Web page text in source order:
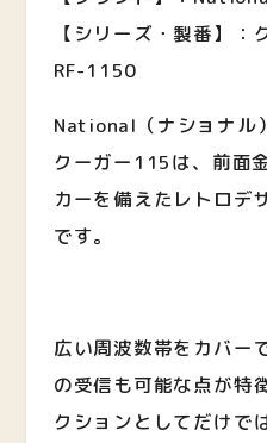
【シリーズ・製番】：
RF-1150
National（ナショナル
クーガー115は、前面
カーを備えたレトロデ
です。
広い周波数帯をカバー
の受信も可能な点が特
クションとしてだけで